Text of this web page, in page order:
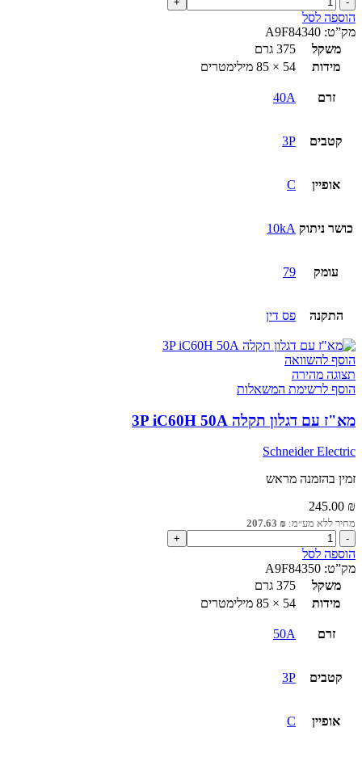
של
מא"ז
עם
דגלון
תקלה
iC60H
הוספה לסל
מק”ט: A9F84340
משקל
375 גרם
מידות
54 × 85 מילימטרים
זרם 40A
קטבים 3P
אופיין C
כושר ניתוק 10kA
עומק 79
התקנה פס דין
הוסף להשוואה
תצוגה מהירה
הוסף לרשימת המשאלות
מא"ז עם דגלון תקלה 3P iC60H 50A
Schneider Electric
זמין בהזמנה מראש
245.00 ₪
מחיר ללא מע״מ: 207.63 ₪
כמות
של
מא"ז
עם
דגלון
תקלה
iC60H
הוספה לסל
מק”ט: A9F84350
משקל
375 גרם
מידות
54 × 85 מילימטרים
זרם 50A
קטבים 3P
אופיין C